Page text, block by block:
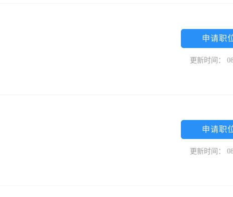
申请职
更新时间：
申请职
更新时间：